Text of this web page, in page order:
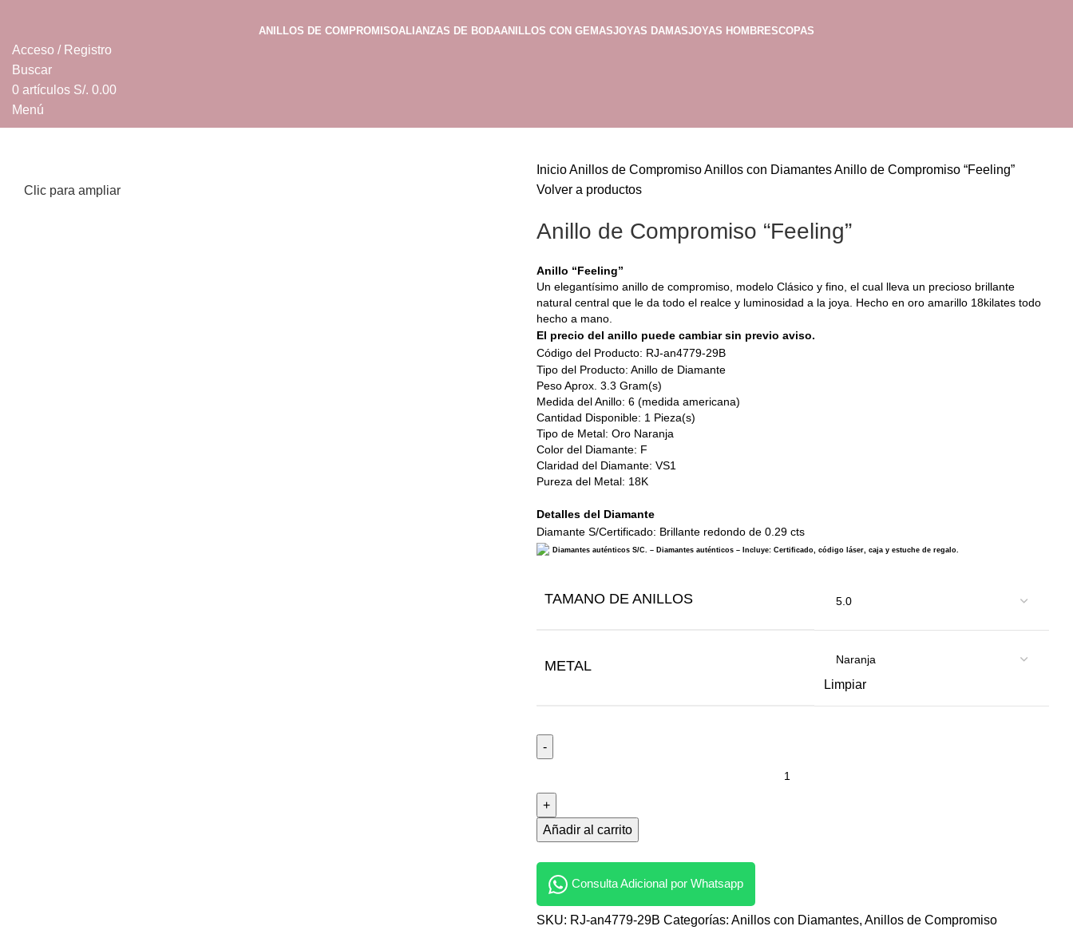
ANILLOS DE COMPROMISOALIANZAS DE BODAANILLOS CON GEMASJOYAS DAMASJOYAS HOMBRESCOPAS
Acceso / Registro
Buscar
0 artículos S/. 0.00
Menú
Clic para ampliar
InicioAnillos de CompromisoAnillos con DiamantesAnillo de Compromiso “Feeling”
Volver a productos
Anillo de Compromiso “Feeling”
Anillo “Feeling”
Un elegantísimo anillo de compromiso, modelo Clásico y fino, el cual lleva un precioso brillante
natural central que le da todo el realce y luminosidad a la joya. Hecho en oro amarillo 18kilates todo
hecho a mano.
El precio del anillo puede cambiar sin previo aviso.
Código del Producto: RJ-an4779-29B
Tipo del Producto: Anillo de Diamante
Peso Aprox. 3.3 Gram(s)
Medida del Anillo: 6 (medida americana)
Cantidad Disponible: 1 Pieza(s)
Tipo de Metal: Oro Naranja
Color del Diamante: F
Claridad del Diamante: VS1
Pureza del Metal: 18K
Detalles del Diamante
Diamante S/Certificado: Brillante redondo de 0.29 cts
Diamantes auténticos S/C. – Diamantes auténticos – Incluye: Certificado, código láser, caja y estuche de regalo.
TAMANO DE ANILLOS
METAL
Limpiar
Añadir al carrito
Consulta Adicional por Whatsapp
SKU: RJ-an4779-29B Categorías: Anillos con Diamantes, Anillos de Compromiso